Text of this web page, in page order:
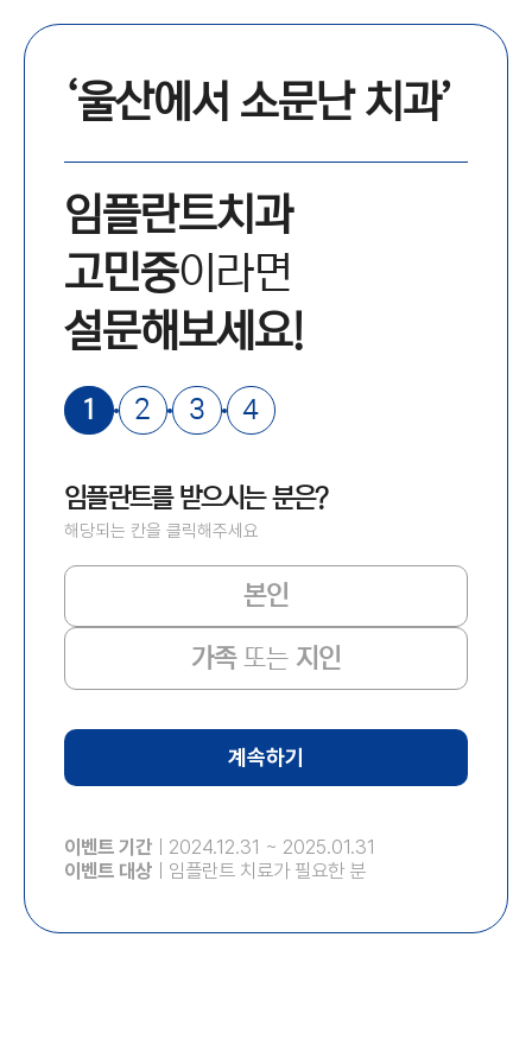
‘울산에서 소문난 치과’
임플란트치과
고민중이라면
설문해보세요!
1 2 3 4
임플란트를 받으시는 분은?
해당되는 칸을 클릭해주세요
본인
가족 또는 지인
계속하기
이벤트 기간 2024.12.31 ~ 2025.01.31
이벤트 대상 ㅣ임플란트 치료가 필요한 분